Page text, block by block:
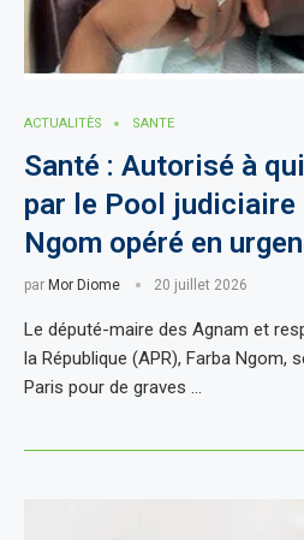
ACTUALITÈS SANTE
Santé : Autorisé à
par le Pool judiciaire
Ngom opéré en
par Mor Diome 20 juillet 2026
Le député-maire des Agnam et
la République (APR), Farba Ngom,
Paris pour de graves …